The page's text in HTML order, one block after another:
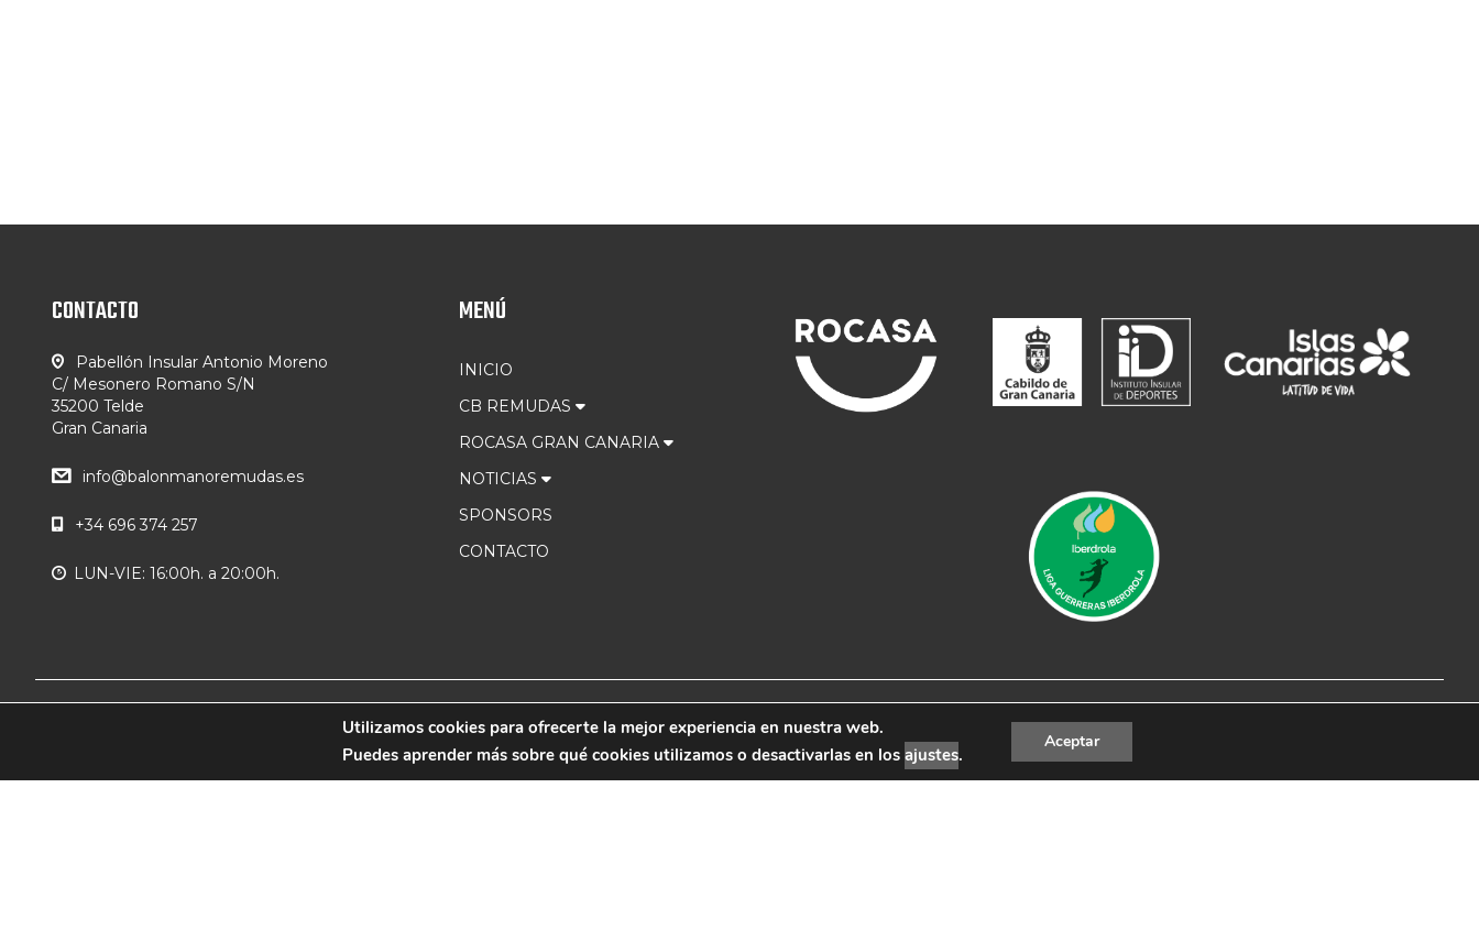
CONTACTO
Pabellón Insular Antonio Moreno
C/ Mesonero Romano S/N
35200 Telde
Gran Canaria
info@balonmanoremudas.es
+34 696 374 257
LUN-VIE: 16:00h. a 20:00h.
MENÚ
INICIO
CB REMUDAS
ROCASA GRAN CANARIA
NOTICIAS
SPONSORS
CONTACTO
© 2019 CB Remudas - Desarrollado por3COM Marketing |Política de Privacidad
Utilizamos cookies para ofrecerte la mejor experiencia en nuestra web.
Puedes aprender más sobre qué cookies utilizamos o desactivarlas en los ajustes.
Aceptar